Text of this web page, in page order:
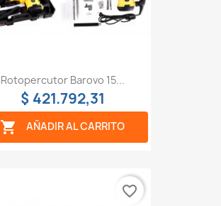
Rotopercutor Barovo 15...
$ 421.792,31
 AÑADIR AL CARRITO
favorite_border